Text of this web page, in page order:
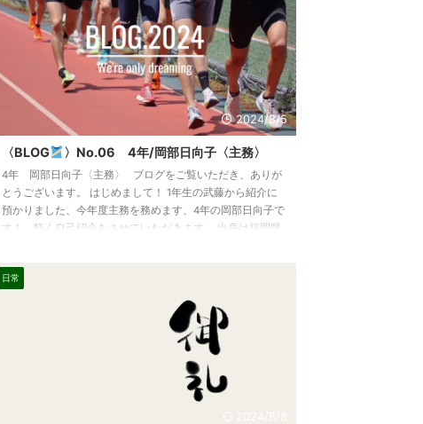
いいほど走れてません。入寮してすぐ故障、そ ...
2024/8/5
〈BLOG 〉No.06 4年/岡部日向子〈主務〉
4年 岡部日向子〈主務〉 ブログをご覧いただき、ありが
とうございます。 はじめまして！ 1年生の武藤から紹介に
預かりました、今年度主務を務めます、4年の岡部日向子で
す！ 軽く自己紹介をさせていただきます。 出身は福岡県
買ってしまうほど好きなので、オススメのチョコミント製
品があれば教えてください(笑) ブログを書くことは初めて
なので、何について書こうかすごく迷いますが、今回は自
日常